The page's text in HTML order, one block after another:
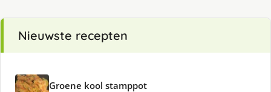
Nieuwste recepten
Groene kool stamppot